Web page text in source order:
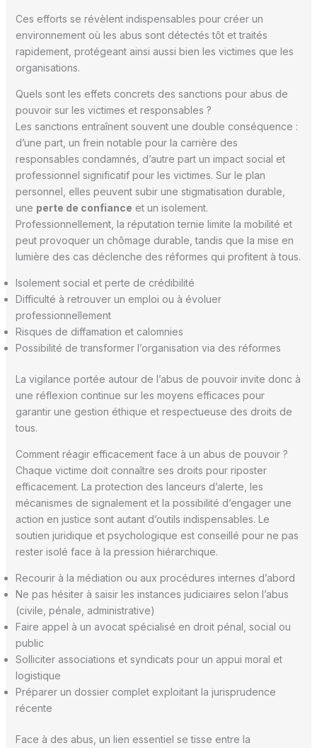
Ces efforts se révèlent indispensables pour créer un
environnement où les abus sont détectés tôt et traités
rapidement, protégeant ainsi aussi bien les victimes que les
organisations.
Quels sont les effets concrets des sanctions pour abus de
pouvoir sur les victimes et responsables ?
Les sanctions entraînent souvent une double conséquence :
d’une part, un frein notable pour la carrière des
responsables condamnés, d’autre part un impact social et
professionnel significatif pour les victimes. Sur le plan
personnel, elles peuvent subir une stigmatisation durable,
une perte de confiance et un isolement.
Professionnellement, la réputation ternie limite la mobilité et
peut provoquer un chômage durable, tandis que la mise en
lumière des cas déclenche des réformes qui profitent à tous.
Isolement social et perte de crédibilité
Difficulté à retrouver un emploi ou à évoluer
professionnellement
Risques de diffamation et calomnies
Possibilité de transformer l’organisation via des réformes
La vigilance portée autour de l’abus de pouvoir invite donc à
une réflexion continue sur les moyens efficaces pour
garantir une gestion éthique et respectueuse des droits de
tous.
Comment réagir efficacement face à un abus de pouvoir ?
Chaque victime doit connaître ses droits pour riposter
efficacement. La protection des lanceurs d’alerte, les
mécanismes de signalement et la possibilité d’engager une
action en justice sont autant d’outils indispensables. Le
soutien juridique et psychologique est conseillé pour ne pas
rester isolé face à la pression hiérarchique.
Recourir à la médiation ou aux procédures internes d’abord
Ne pas hésiter à saisir les instances judiciaires selon l’abus
(civile, pénale, administrative)
Faire appel à un avocat spécialisé en droit pénal, social ou
public
Solliciter associations et syndicats pour un appui moral et
logistique
Préparer un dossier complet exploitant la jurisprudence
récente
Face à des abus, un lien essentiel se tisse entre la